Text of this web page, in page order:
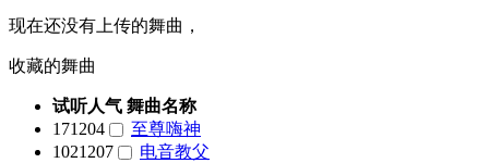
现在还没有上传的舞曲，
收藏的舞曲
试听人气 舞曲名称
171204
至尊嗨神
1021207
电音教父